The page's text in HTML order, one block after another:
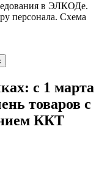
в ЭЛКОДе.
персонала. Схема
с 1 марта
товаров с
ККТ